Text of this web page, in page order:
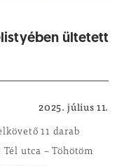
ültetett
2025. július 11.
11 darab
utca – Töhötöm